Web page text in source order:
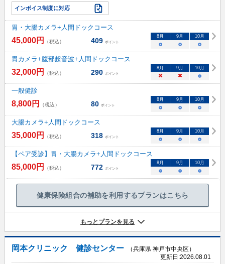
インボイス制度に対応
胃・大腸カメラ+人間ドックコース
45,000円 （税込） 409 ポイント
8 月 9 月 10月
○ ○ ○
胃カメラ+腹部超音波+人間ドックコース
32,000円 （税込） 290 ポイント
8 月 9 月 10月
× × ○
一般健診
8,800円 （税込） 80 ポイント
8 月 9 月 10月
○ ○ ○
大腸カメラ+人間ドックコース
35,000円 （税込） 318 ポイント
8 月 9 月 10月
○ ○ ○
【ペア受診】胃・大腸カメラ+人間ドックコース
85,000円 （税込） 772 ポイント
8 月 9 月 10月
○ ○ ○
健康保険組合の補助を利用するプランはこちら
もっとプランを見る
岡本クリニック 健診センター
（兵庫県 神戸市中央区）
更新日:2026.08.01